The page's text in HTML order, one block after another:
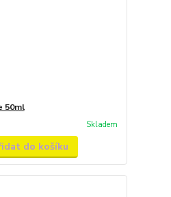
50ml
Skladem
do košíku